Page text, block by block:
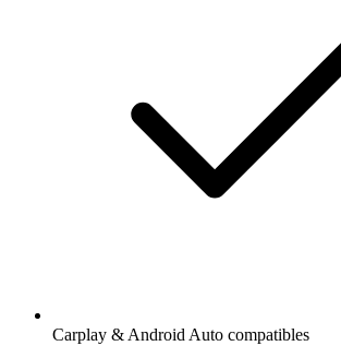
Carplay & Android Auto compatibles